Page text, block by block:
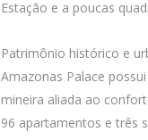
Estação e a poucas
Patrimônio histórico e
Amazonas Palace
mineira aliada ao
96 apartamentos e três